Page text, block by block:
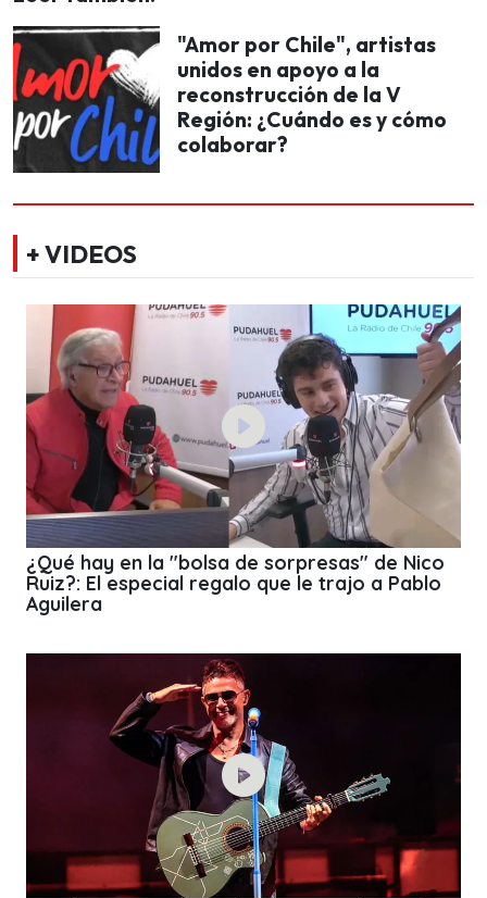
"Amor por Chile", artistas
unidos en apoyo a la
reconstrucción de la V
Región: ¿Cuándo es y cómo
colaborar?
+ VIDEOS
¿Qué hay en la "bolsa de sorpresas" de Nico
Ruiz?: El especial regalo que le trajo a Pablo
Aguilera